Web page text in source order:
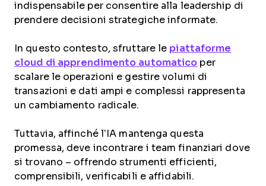
indispensabile per consentire alla leadership di
prendere decisioni strategiche informate.
In questo contesto, sfruttare le piattaforme
cloud di apprendimento automatico per
scalare le operazioni e gestire volumi di
transazioni e dati ampi e complessi rappresenta
un cambiamento radicale.
Tuttavia, affinché l’IA mantenga questa
promessa, deve incontrare i team finanziari dove
si trovano – offrendo strumenti efficienti,
comprensibili, verificabili e affidabili.